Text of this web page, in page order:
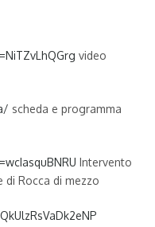
video
scheda e programma
Intervento
di Rocca di mezzo